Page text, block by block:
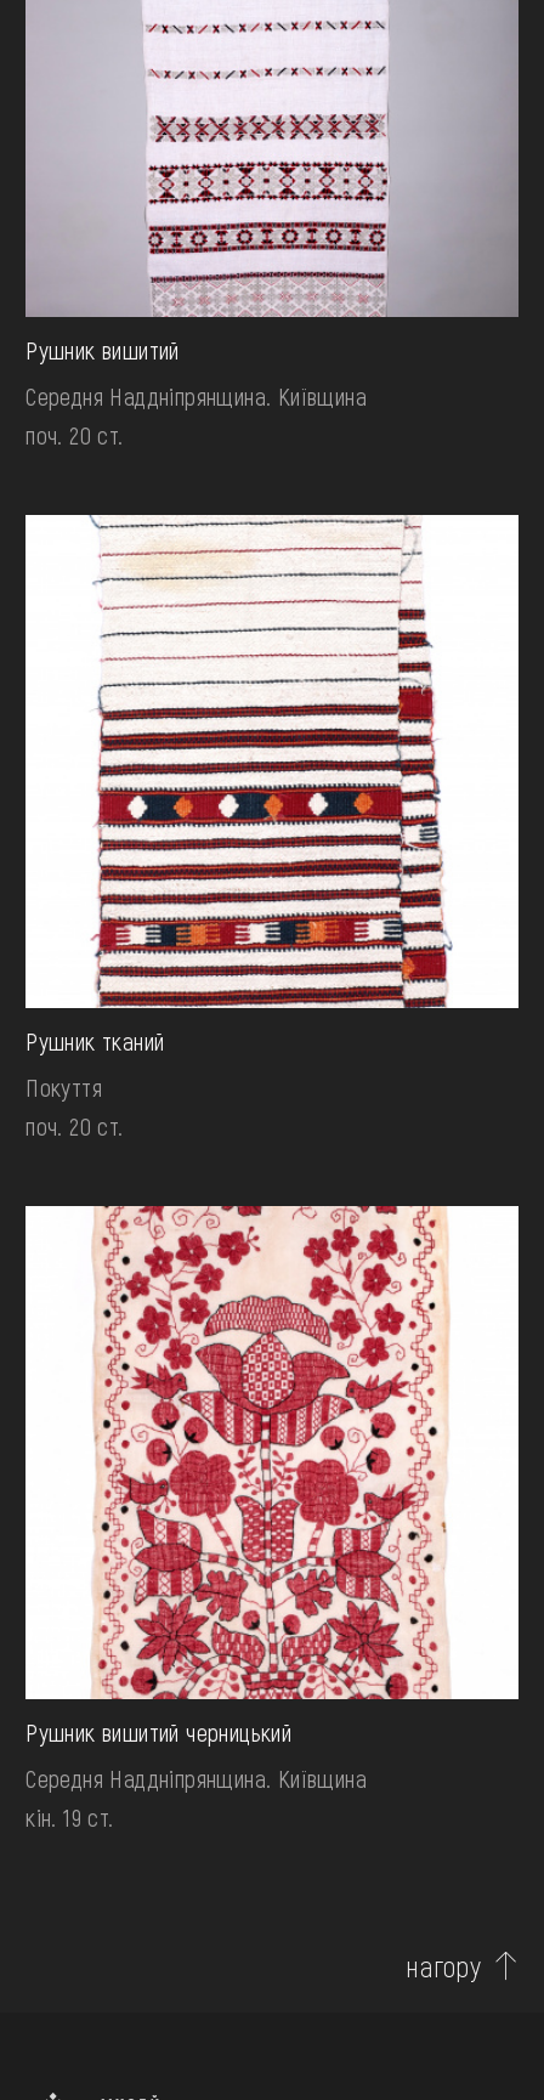
Рушник вишитий
Середня Наддніпрянщина. Київщина
поч. 20 ст.
Рушник тканий
Покуття
поч. 20 ст.
Рушник вишитий черницький
Середня Наддніпрянщина. Київщина
кін. 19 ст.
нагору